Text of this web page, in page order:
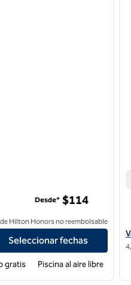
Buena Park
Desde* $114
Hilton Honors no reembolsable
Seleccionar fechas
gratis Piscina al aire libre